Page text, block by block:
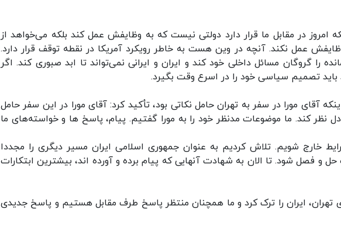
امروز در مقابل ما قرار دارد دولتی نیست که به وظایفش عمل کند بلکه می‌خواهد از
وظایفش عمل نکند. آنچه در وین هست به خاطر رویکرد آمریکا در نقطه توقف قرار دارد.
را گروگان مسائل داخلی خود کند و ایران و ایرانی نمی‌تواند تا ابد صبوری کند. اگر
باید تصمیم سیاسی خود را در اسرع وقت بگیرد.
آقای مورا در سفر به تهران حامل نکاتی بود، تأکید کرد: آقای مورا در این سفر حامل
نظر کند. ما موضوعات مدنظر خود را به مورا گفتیم. پیام، پاسخ ها و خواسته‌های ما
خارج شویم. تلاش کردیم به عنوان جمهوری اسلامی ایران مسیر دیگری را مجددا
و فصل شود. تا الان به شهادت آنهایی که پیام برده و آورده اند، بیشترین ابتکارات
تهران، ایران را ترک کرد و ما همچنان منتظر پاسخ طرف مقابل هستیم و پاسخ جدیدی